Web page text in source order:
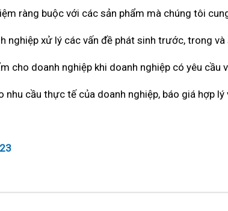
ràng buộc với các sản phẩm mà chúng tôi
nghiệp xử lý các vấn đề phát sinh trước, trong và
cho doanh nghiệp khi doanh nghiệp có yêu cầu
nhu cầu thực tế của doanh nghiệp, báo giá hợp